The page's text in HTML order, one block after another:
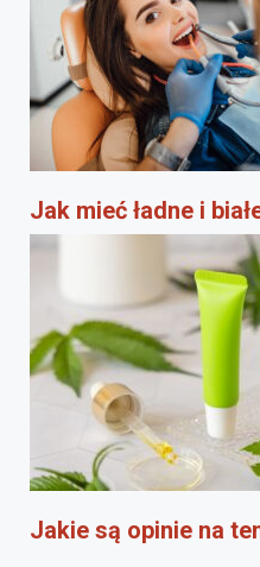
Jak mieć ładne i
Jakie są opinie na